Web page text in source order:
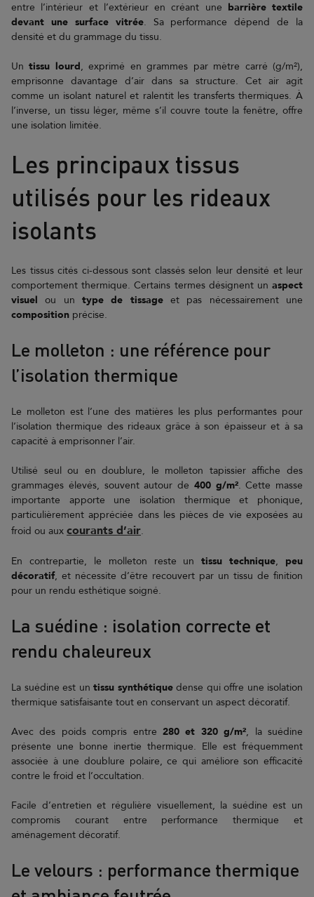
entre l’intérieur et l’extérieur en créant une barrière textile
devant une surface vitrée. Sa performance dépend de la
densité et du grammage du tissu.
Untissu lourd, exprimé en grammes par mètre carré (g/m²),
emprisonne davantage d’air dans sa structure. Cet air agit
comme un isolant naturel et ralentit les transferts thermiques. À
l’inverse, un tissu léger, même s’il couvre toute la fenêtre, offre
une isolation limitée.
Les principaux tissus
utilisés pour les rideaux
isolants
Les tissus cités ci-dessous sont classés selon leur densité et leur
comportement thermique. Certains termes désignent un aspect
visuel ou un type de tissageet pas nécessairement une
composition précise.
Le molleton : une référence pour
l’isolation thermique
Le molleton est l’une des matières les plus performantes pour
l’isolation thermique des rideaux grâce à son épaisseur et à sa
capacité à emprisonner l’air.
Utilisé seul ou en doublure, le molleton tapissier affiche des
grammages élevés, souvent autour de 400 g/m². Cette masse
importante apporte une isolation thermique et phonique,
particulièrement appréciée dans les pièces de vie exposées au
froid ou aux courants d’air.
En contrepartie, le molleton reste untissu technique, peu
décoratif, et nécessite d’être recouvert par un tissu de finition
pour un rendu esthétique soigné.
La suédine : isolation correcte et
rendu chaleureux
La suédine est un tissu synthétiquedense qui offre une isolation
thermique satisfaisante tout en conservant un aspect décoratif.
Avec des poids compris entre 280 et 320 g/m², la suédine
présente une bonne inertie thermique. Elle est fréquemment
associée à une doublure polaire, ce qui améliore son efficacité
contre le froid et l’occultation.
Facile d’entretien et régulière visuellement, la suédine est un
compromis courant entre performance thermique et
aménagement décoratif.
Le velours : performance thermique